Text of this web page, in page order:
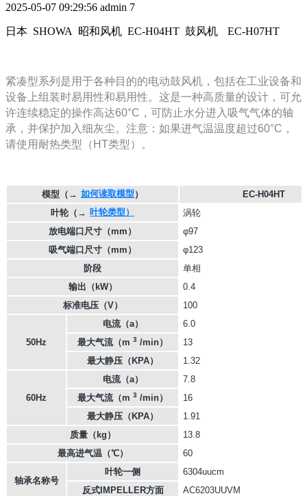
2025-05-07 09:29:56 admin 7
日本 SHOWA 昭和风机 EC-H04HT 鼓风机 EC-H07HT
紧凑型系列是用于各种目的的电动鼓风机，包括在工业设备和
设备上组装时易用性和易用性。这是一种高质量的设计，可允
许连续稳定的操作高达60°C，可防止水分进入吸气气体的轴
承，并保护加入细灰尘。注意：如果进气温温度超过60°C，
请使用耐热类型（HT类型）。
模型 （→ 如何读取模型 ）
EC-H04HT
叶轮 （→ 叶轮类型）
涡轮
放电端口尺寸（mm）
φ97
吸气端口尺寸（mm）
φ123
阶段
单相
输出（kW）
0.4
标准电压（V）
100
50Hz
电流（a）
6.0
最大气流（m 3 /min）
13
最大静压（KPA）
1.32
60Hz
电流（a）
7.8
最大气流（m 3 /min）
16
最大静压（KPA）
1.91
质量（kg）
13.8
最高进气温（℃）
60
轴承名称号
叶轮一侧
6304uucm
反式IMPELLER方面
AC6203UUVM